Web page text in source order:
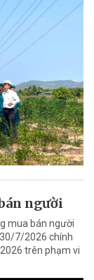
người
mua bán người
7/2026 chính
trên phạm vi